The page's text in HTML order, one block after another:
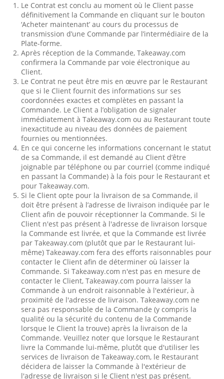
Le Contrat est conclu au moment où le Client passe
définitivement la Commande en cliquant sur le bouton
‘Acheter maintenant’ au cours du processus de
transmission d’une Commande par l’intermédiaire de la
Plate-forme.
Après réception de la Commande, Takeaway.com
confirmera la Commande par voie électronique au
Client.
Le Contrat ne peut être mis en œuvre par le Restaurant
que si le Client fournit des informations sur ses
coordonnées exactes et complètes en passant la
Commande. Le Client a l’obligation de signaler
immédiatement à Takeaway.com ou au Restaurant toute
inexactitude au niveau des données de paiement
fournies ou mentionnées.
En ce qui concerne les informations concernant le statut
de sa Commande, il est demandé au Client d’être
joignable par téléphone ou par courriel (comme indiqué
en passant la Commande) à la fois pour le Restaurant et
pour Takeaway.com.
Si le Client opte pour la livraison de sa Commande, il
doit être présent à l’adresse de livraison indiquée par le
Client afin de pouvoir réceptionner la Commande. Si le
Client n'est pas présent à l'adresse de livraison lorsque
la Commande est livrée, et que la Commande est livrée
par Takeaway.com (plutôt que par le Restaurant lui-
même) Takeaway.com fera des efforts raisonnables pour
contacter le Client afin de déterminer où laisser la
Commande. Si Takeaway.com n'est pas en mesure de
contacter le Client, Takeaway.com pourra laisser la
Commande à un endroit raisonnable à l'extérieur, à
proximité de l'adresse de livraison. Takeaway.com ne
sera pas responsable de la Commande (y compris la
qualité ou la sécurité du contenu de la Commande
lorsque le Client la trouve) après la livraison de la
Commande. Veuillez noter que lorsque le Restaurant
livre la Commande lui-même, plutôt que d'utiliser les
services de livraison de Takeaway.com, le Restaurant
décidera de laisser la Commande à l'extérieur de
l'adresse de livraison si le Client n'est pas présent.